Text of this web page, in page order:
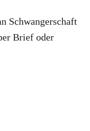
Schwangerschaft
Brief oder